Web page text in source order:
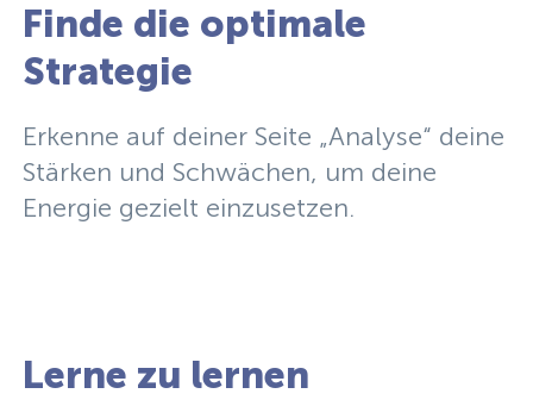
Finde die optimale
Strategie
Erkenne auf deiner Seite „Analyse“ deine
Stärken und Schwächen, um deine
Energie gezielt einzusetzen.
Lerne zu lernen